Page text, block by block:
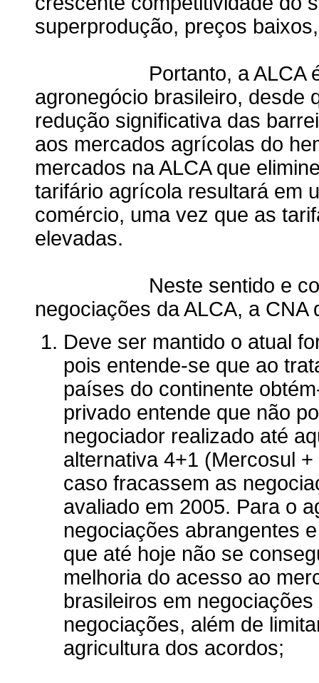
superprodução, preços
Portanto, a ALCA é
agronegócio brasileiro, desde
redução significativa das
aos mercados agrícolas do
mercados na ALCA que
tarifário agrícola resultará em
comércio, uma vez que as
elevadas.
Neste sentido e
negociações da ALCA, a
Deve ser mantido o atual
pois entende-se que ao
países do continente
privado entende que não
negociador realizado até
alternativa 4+1 (Mercosul
caso fracassem as
avaliado em 2005. Para o
negociações abrangentes
que até hoje não se
melhoria do acesso ao
brasileiros em
negociações, além de
agricultura dos acordos;